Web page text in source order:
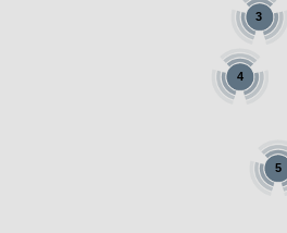
5
4
3